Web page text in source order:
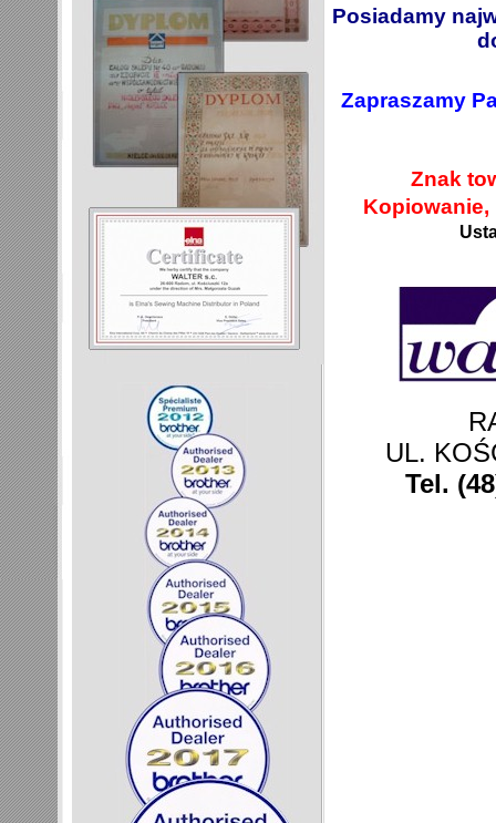
Posiadamy
Zapraszamy
Znak
Kopiowanie,
UL.
Tel.